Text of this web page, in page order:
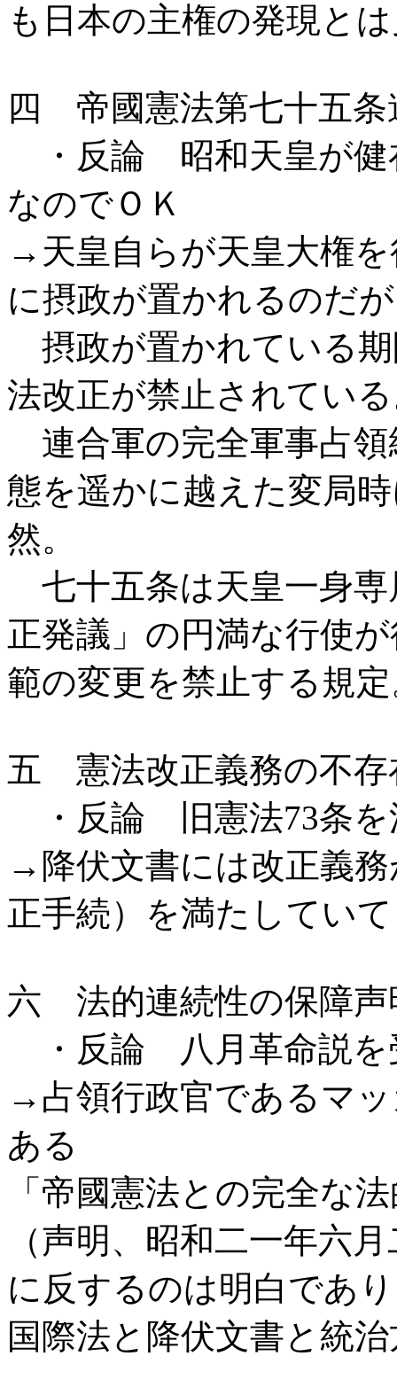
も日本の主権の発現と
四 帝國憲法第七十五条
・反論 昭和天皇が健
なのでＯＫ
→天皇自らが天皇大権
に摂政が置かれるのだ
摂政が置かれている
法改正が禁止されてい
連合軍の完全軍事占領
態を遥かに越えた変局
然。
七十五条は天皇一身専
正発議」の円満な行使
範の変更を禁止する規
五 憲法改正義務の不存
・反論 旧憲法73条を
→降伏文書には改正義
正手続）を満たしてい
六 法的連続性の保障声
・反論 八月革命説を
→占領行政官であるマ
ある
「帝國憲法との完全な
（声明、昭和二一年六
に反するのは明白であ
国際法と降伏文書と統